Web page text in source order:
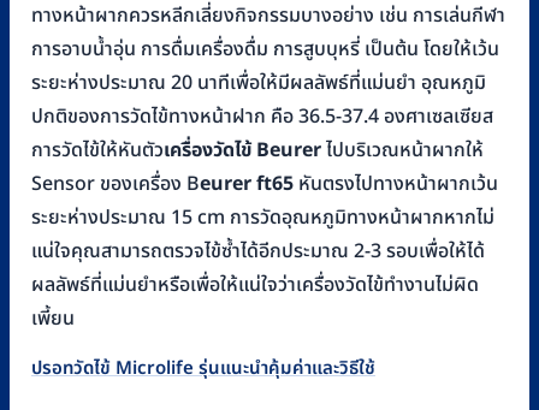
ทางหน้าผากควรหลีกเลี่ยงกิจกรรมบางอย่าง เช่น การเล่นกีฬา
การอาบน้ำอุ่น การดื่มเครื่องดื่ม การสูบบุหรี่ เป็นต้น โดยให้เว้น
ระยะห่างประมาณ 20 นาทีเพื่อให้มีผลลัพธ์ที่แม่นยำ อุณหภูมิ
ปกติของการวัดไข้ทางหน้าฝาก คือ 36.5-37.4 องศาเซลเซียส
การวัดไข้ให้หันตัวเครื่องวัดไข้ Beurerไปบริเวณหน้าผากให้
Sensor ของเครื่อง Beurer ft65 หันตรงไปทางหน้าผากเว้น
ระยะห่างประมาณ 15 cm การวัดอุณหภูมิทางหน้าผากหากไม่
แน่ใจคุณสามารถตรวจไข้ซ้ำได้อีกประมาณ 2-3 รอบเพื่อให้ได้
ผลลัพธ์ที่แม่นยำหรือเพื่อให้แน่ใจว่าเครื่องวัดไข้ทำงานไม่ผิด
เพี้ยน
ปรอทวัดไข้ Microlife รุ่นแนะนำคุ้มค่าและวิธีใช้